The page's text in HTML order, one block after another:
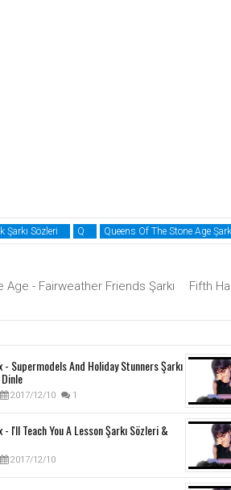
Şarkı Sözleri Q Queens Of The Stone Age
- Fairweather Friends Şarkı
Fifth
- Supermodels And Holiday Stunners Şarkı
2017/12/10 1
- I'll Teach You A Lesson Şarkı Sözleri &
2017/12/10